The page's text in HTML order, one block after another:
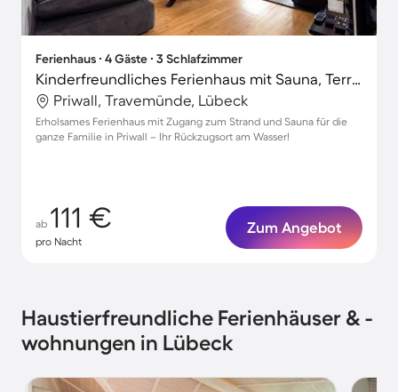
Ferienhaus ∙ 4 Gäste ∙ 3 Schlafzimmer
Kinderfreundliches Ferienhaus mit Sauna, Terrasse und Grill | Gartenblick | Nah am Strand | Perfekt für die Arbeit von Zuhause
Priwall, Travemünde, Lübeck
Erholsames Ferienhaus mit Zugang zum Strand und Sauna für die
ganze Familie in Priwall – Ihr Rückzugsort am Wasser!
ab 111 €
pro Nacht
Zum Angebot
Haustierfreundliche Ferienhäuser & -
wohnungen in Lübeck